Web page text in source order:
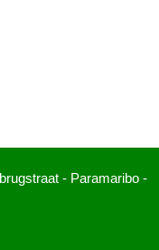
- Paramaribo -